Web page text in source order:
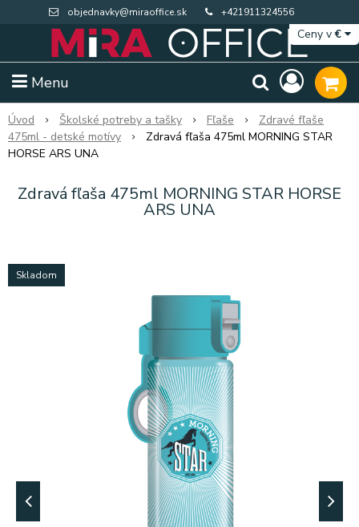
objednavky@miraoffice.sk +421911324556
Menu
Ceny v€
Úvod Školské potreby a tašky Fľaše
Zdravé fľaše
475ml - detské motívy
Zdravá fľaša 475ml MORNING STAR
HORSE ARS UNA
Zdravá fľaša 475ml MORNING STAR HORSE
ARS UNA
Skladom